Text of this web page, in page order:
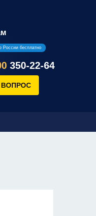
России бесплатно
350-22-64